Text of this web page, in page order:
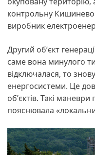
контрольну
виробник
Другий обʼєкт
саме вона минулого
відключалася, то
енергосистеми. Це
обʼєктів. Такі
пояснювала